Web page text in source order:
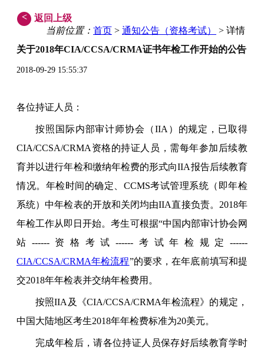
<
返回上级
当前位置： 首页 > 通知公告（资格考试） > 详情
关于2018年CIA/CCSA/CRMA证书年检工作开始的公告
2018-09-29 15:55:37
各位持证人员：
按照国际内部审计师协会（IIA）的规定，已取得
CIA/CCSA/CRMA资格的持证人员，需每年参加后续教
育并以进行年检和缴纳年检费的形式向IIA报告后续教育
情况。年检时间的确定、CCMS考试管理系统（即年检
系统）中年检表的开放和关闭均由IIA直接负责。2018年
年检工作从即日开始。考生可根据“中国内部审计协会网
站------资格考试------考试年检规定------
CIA/CCSA/CRMA年检流程”的要求，在年底前填写和提
交2018年年检表并交纳年检费用。
按照IIA及《CIA/CCSA/CRMA年检流程》的规定，
中国大陆地区考生2018年年检费标准为20美元。
完成年检后，请各位持证人员保存好后续教育学时